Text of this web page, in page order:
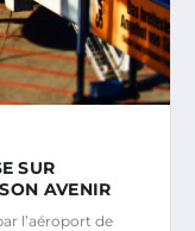
SUR
AVENIR
l’aéroport de